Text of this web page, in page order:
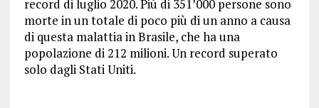
record di luglio 2020. Più di 351’000 persone sono
morte in un totale di poco più di un anno a causa
di questa malattia in Brasile, che ha una
popolazione di 212 milioni. Un record superato
solo dagli Stati Uniti.